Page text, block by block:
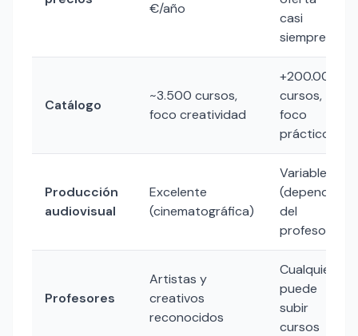
€/año
casi
siempre)
Catálogo
~3.500 cursos,
foco creatividad
+200.000
cursos,
foco
práctico
Producción
audiovisual
Excelente
(cinematográfica)
Variable
(depende
del
profesor)
Profesores
Artistas y
creativos
reconocidos
Cualquiera
puede
subir
cursos